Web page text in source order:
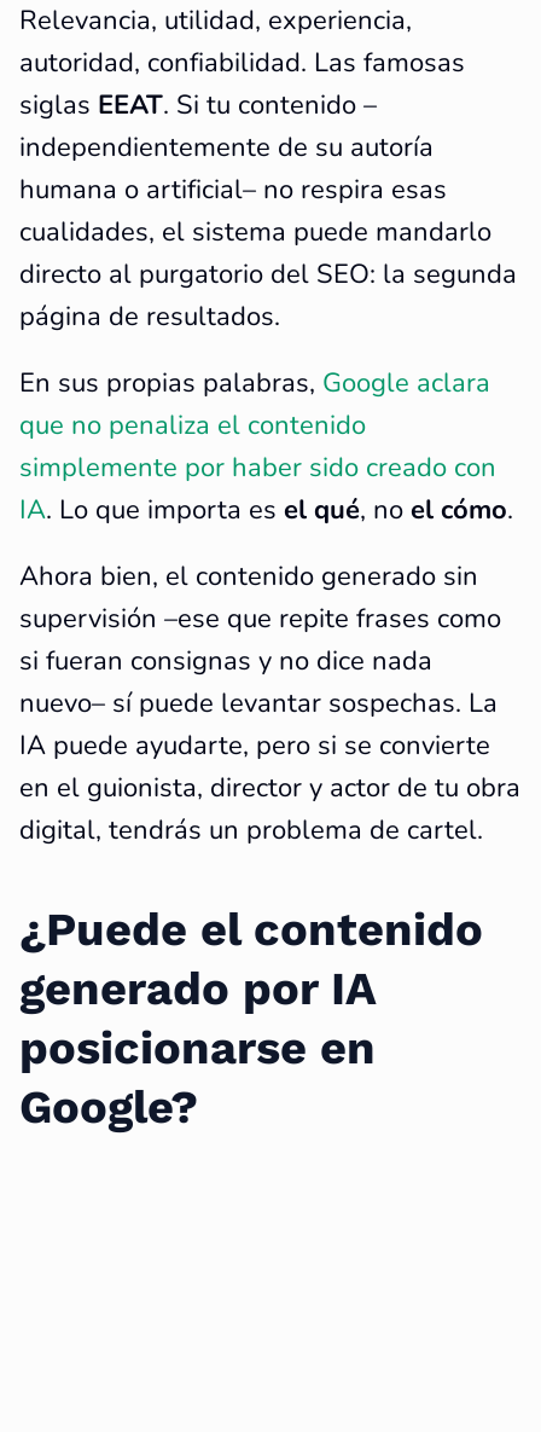
Relevancia, utilidad, experiencia,
autoridad, confiabilidad. Las famosas
siglas EEAT. Si tu contenido –
independientemente de su autoría
humana o artificial– no respira esas
cualidades, el sistema puede mandarlo
directo al purgatorio del SEO: la segunda
página de resultados.
En sus propias palabras, Google aclara
que no penaliza el contenido
simplemente por haber sido creado con
IA. Lo que importa es el qué, no el cómo.
Ahora bien, el contenido generado sin
supervisión –ese que repite frases como
si fueran consignas y no dice nada
nuevo– sí puede levantar sospechas. La
IA puede ayudarte, pero si se convierte
en el guionista, director y actor de tu obra
digital, tendrás un problema de cartel.
¿Puede el contenido
generado por IA
posicionarse en
Google?